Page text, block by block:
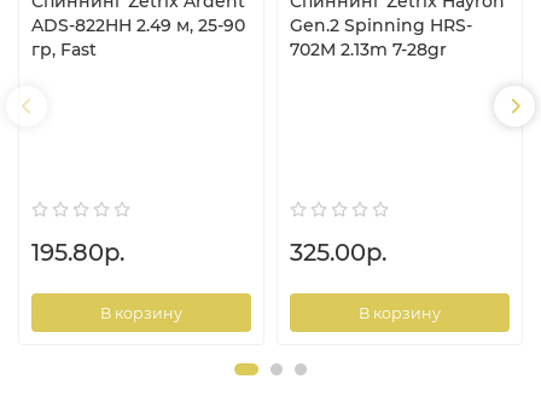
ADS-822HH 2.49 м, 25-90
гр, Fast
195.80р.
В корзину
Gen.2 Spinning HRS-
702M 2.13m 7-28gr
325.00р.
В корзину